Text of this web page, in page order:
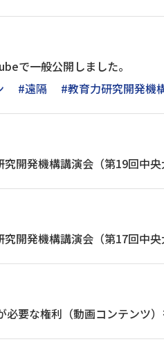
で一般公開しました。
#遠隔 #教育力研究開発機
開発機構講演会（第19回中
開発機構講演会（第17回中
必要な権利（動画コンテン